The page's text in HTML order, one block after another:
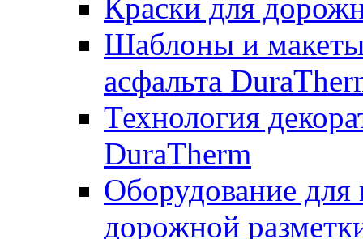
Краски для
Шаблоны и макеты
асфальта
Технология
DuraTherm
Оборудование для
дорожной